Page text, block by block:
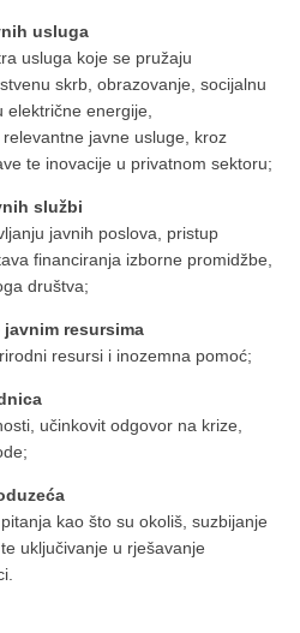
usluga
usluga koje se pružaju
skrb, obrazovanje, socijalnu
energije,
javne usluge, kroz
te inovacije u privatnom sektoru;
službi
javnih poslova, pristup
financiranja izborne promidžbe,
društva;
resursima
resursi i inozemna pomoć;
učinkovit odgovor na krize,
kao što su okoliš, suzbijanje
uključivanje u rješavanje